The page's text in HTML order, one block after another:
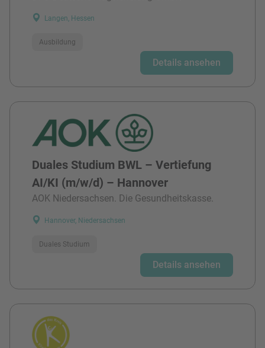
Langen, Hessen
Ausbildung
Details ansehen
Duales Studium BWL – Vertiefung
AI/KI (m/w/d) – Hannover
AOK Niedersachsen. Die Gesundheitskasse.
Hannover, Niedersachsen
Duales Studium
Details ansehen